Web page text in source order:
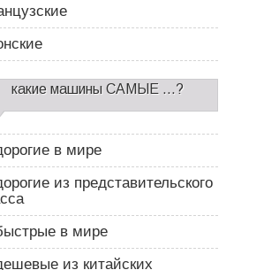
какие машины САМЫЕ ...?
в мире
из представительского
в мире
из китайских